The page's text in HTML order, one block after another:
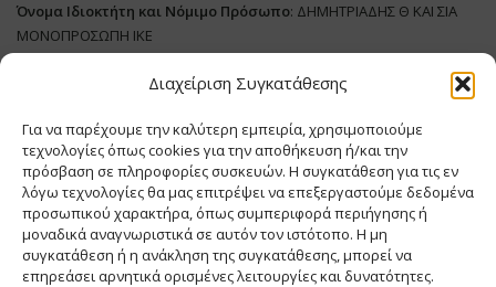
Διαχείριση Συγκατάθεσης
Για να παρέχουμε την καλύτερη εμπειρία, χρησιμοποιούμε
τεχνολογίες όπως cookies για την αποθήκευση ή/και την
πρόσβαση σε πληροφορίες συσκευών. Η συγκατάθεση για τις εν
λόγω τεχνολογίες θα μας επιτρέψει να επεξεργαστούμε δεδομένα
προσωπικού χαρακτήρα, όπως συμπεριφορά περιήγησης ή
μοναδικά αναγνωριστικά σε αυτόν τον ιστότοπο. Η μη
συγκατάθεση ή η ανάκληση της συγκατάθεσης, μπορεί να
επηρεάσει αρνητικά ορισμένες λειτουργίες και δυνατότητες.
Όνομα Ιδιοκτήτη και Νόμιμο Πρόσωπο: ΔΗΜΗΤΡΙΑΔΗΣ Θ ΚΑΙ ΣΙΑ
ΜΟΝΟΠΡΟΣΩΠΗ ΙΚΕ
Διευθυντής Σύνταξης:ΑΘΑΝΑΣΙΟΣ ΑΝΤΩΝΙΟΥ
ΔικαιούχοςDomain:ΔΗΜΗΤΡΙΑΔΗΣ Θ ΚΑΙ ΣΙΑ ΜΟΝΟΠΡΟΣΩΠΗ ΙΚΕ
Διευθυντής: ΕΥΘΥΜΙΑΤΟΥ ΜΑΡΙΑ
Διαχειριστής:
ΕΥΘΥΜΙΑΤΟΥ ΜΑΡΙΑ
Δήλωση Συμμόρφωσης